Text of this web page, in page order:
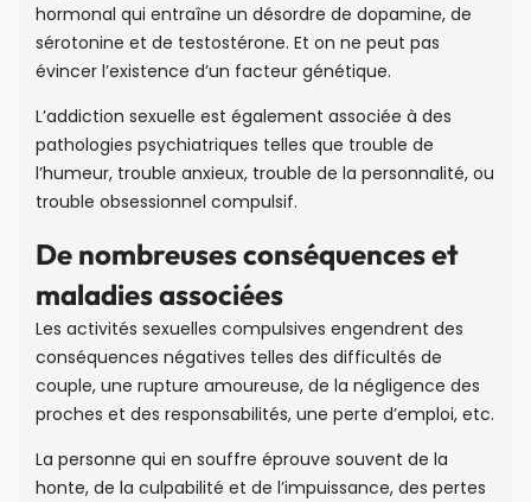
hormonal qui entraîne un désordre de dopamine, de
sérotonine et de testostérone. Et on ne peut pas
évincer l’existence d’un facteur génétique.
L’addiction sexuelle est également associée à des
pathologies psychiatriques telles que trouble de
l’humeur, trouble anxieux, trouble de la personnalité, ou
trouble obsessionnel compulsif.
De nombreuses conséquences et
maladies associées
Les activités sexuelles compulsives engendrent des
conséquences négatives telles des difficultés de
couple, une rupture amoureuse, de la négligence des
proches et des responsabilités, une perte d’emploi, etc.
La personne qui en souffre éprouve souvent de la
honte, de la culpabilité et de l’impuissance, des pertes